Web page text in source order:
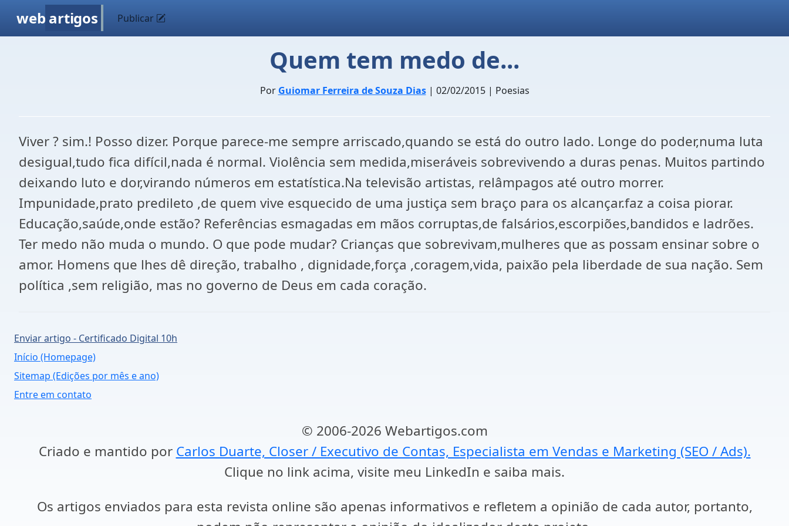
web artigos Publicar
Quem tem medo de...
Por Guiomar Ferreira de Souza Dias| 02/02/2015 | Poesias
Viver ? sim.! Posso dizer. Porque parece-me sempre arriscado,quando se está do outro lado. Longe do poder,numa luta
desigual,tudo fica difícil,nada é normal. Violência sem medida,miseráveis sobrevivendo a duras penas. Muitos partindo
deixando luto e dor,virando números em estatística.Na televisão artistas, relâmpagos até outro morrer.
Impunidade,prato predileto ,de quem vive esquecido de uma justiça sem braço para os alcançar.faz a coisa piorar.
Educação,saúde,onde estão? Referências esmagadas em mãos corruptas,de falsários,escorpiões,bandidos e ladrões.
Ter medo não muda o mundo. O que pode mudar? Crianças que sobrevivam,mulheres que as possam ensinar sobre o
amor. Homens que lhes dê direção, trabalho , dignidade,força ,coragem,vida, paixão pela liberdade de sua nação. Sem
política ,sem religião, mas no governo de Deus em cada coração.
Enviar artigo - Certificado Digital 10h
Início (Homepage)
Sitemap (Edições por mês e ano)
Entre em contato
© 2006-2026 Webartigos.com
Criado e mantido por Carlos Duarte, Closer / Executivo de Contas, Especialista em Vendas e Marketing (SEO / Ads).
Clique no link acima, visite meu LinkedIn e saiba mais.
Os artigos enviados para esta revista online são apenas informativos e refletem a opinião de cada autor, portanto,